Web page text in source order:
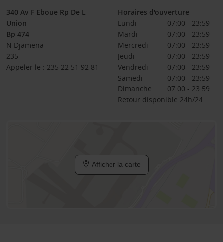
340 Av F Eboue Rp De L
Union
Bp 474
N Djamena
235
Appeler le : 235 22 51 92 81
Horaires d'ouverture
Lundi
07:00 - 23:59
Mardi
07:00 - 23:59
Mercredi
07:00 - 23:59
Jeudi
07:00 - 23:59
Vendredi
07:00 - 23:59
Samedi
07:00 - 23:59
Dimanche
07:00 - 23:59
Retour disponible 24h/24
Afficher la carte